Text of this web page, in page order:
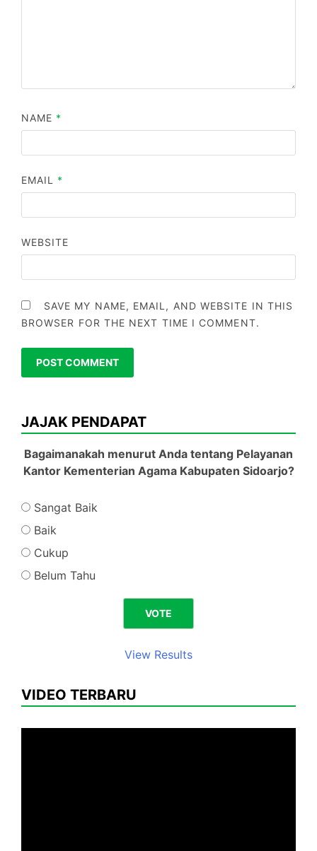
NAME *
EMAIL *
WEBSITE
SAVE MY NAME, EMAIL, AND WEBSITE IN THIS
BROWSER FOR THE NEXT TIME I COMMENT.
JAJAK PENDAPAT
Bagaimanakah menurut Anda tentang Pelayanan
Kantor Kementerian Agama Kabupaten Sidoarjo?
Sangat Baik
Baik
Cukup
Belum Tahu
View Results
VIDEO TERBARU